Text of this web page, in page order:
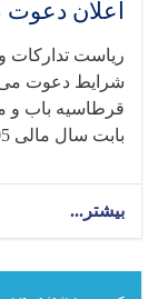
اعلان دعوت
ریاست تدارکات
شرایط دعوت می
قرطاسیه باب و
بابت سال مالی 1405} که تحت . . .
بیشتر...
به